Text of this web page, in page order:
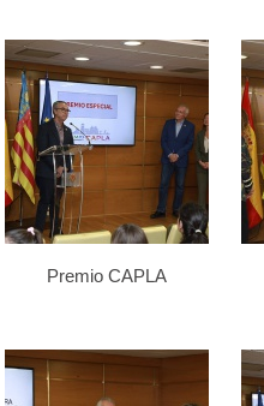
Premio CAPLA